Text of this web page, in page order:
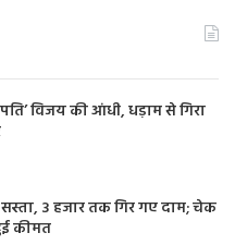
विजय की आंधी, धड़ाम से गिरा
3 हजार तक गिर गए दाम; चेक
कीमत